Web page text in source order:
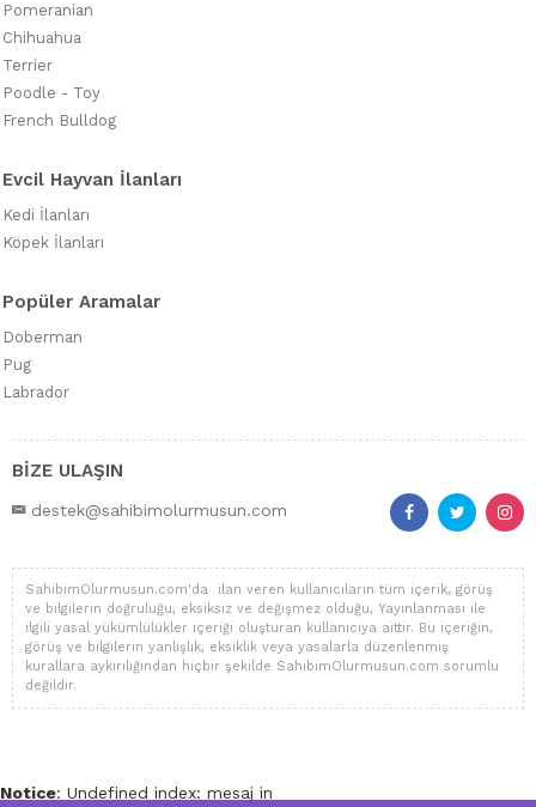
Pomeranian
Chihuahua
Terrier
Poodle - Toy
French Bulldog
Evcil Hayvan İlanları
Kedi İlanları
Köpek İlanları
Popüler Aramalar
Doberman
Pug
Labrador
BİZE ULAŞIN
destek@sahibimolurmusun.com
SahibimOlurmusun.com'da ilan veren kullanıcıların tüm içerik, görüş
ve bilgilerin doğruluğu, eksiksiz ve değişmez olduğu, Yayınlanması ile
ilgili yasal yükümlülükler içeriği oluşturan kullanıcıya aittir. Bu içeriğin,
görüş ve bilgilerin yanlışlık, eksiklik veya yasalarla düzenlenmiş
kurallara aykırılığından hiçbir şekilde SahibimOlurmusun.com sorumlu
değildir.
Notice: Undefined index: mesaj in